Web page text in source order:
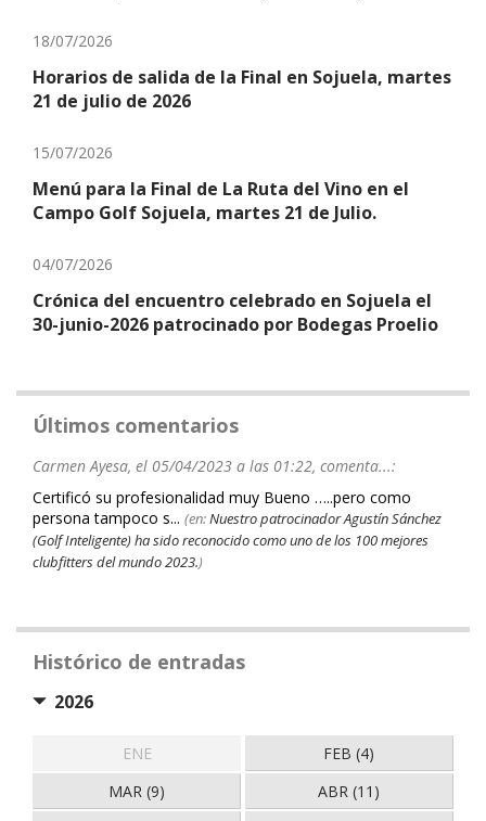
18/07/2026
Horarios de salida de la Final en Sojuela, martes
21 de julio de 2026
15/07/2026
Menú para la Final de La Ruta del Vino en el
Campo Golf Sojuela, martes 21 de Julio.
04/07/2026
Crónica del encuentro celebrado en Sojuela el
30-junio-2026 patrocinado por Bodegas Proelio
Últimos comentarios
Carmen Ayesa, el 05/04/2023 a las 01:22, comenta...:
Certificó su profesionalidad muy Bueno …..pero como
persona tampoco s... (en:Nuestro patrocinador Agustín Sánchez
(Golf Inteligente) ha sido reconocido como uno de los 100 mejores
clubfitters del mundo 2023.)
Histórico de entradas
2026
ENE
FEB (4)
MAR (9)
ABR (11)